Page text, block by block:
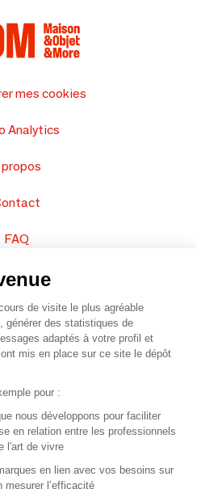
mes cookies
Analytics
propos
FAQ
produits
du site
SAFI
de visite le plus agréable
générer des statistiques de
adaptés à votre profil et
mis en place sur ce site le dépôt
pour :
nous développons pour faciliter
en relation entre les professionnels
l'art de vivre
en lien avec vos besoins sur
mesurer l’efficacité